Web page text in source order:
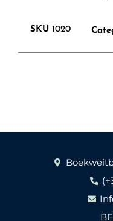
SKU 1020